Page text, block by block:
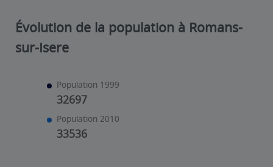
Évolution de la population à Romans-
sur-Isere
Population 1999
32697
Population 2010
33536